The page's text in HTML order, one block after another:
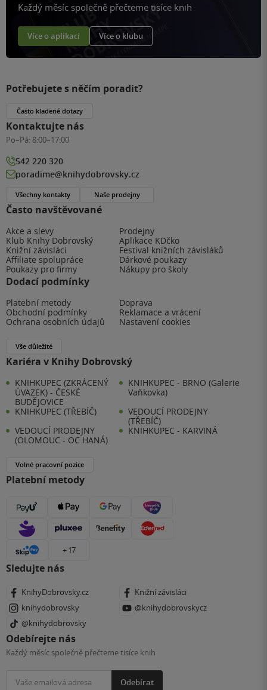
Každý měsíc společně přečteme tisíce knih
Více o aplikaci Více o klubu
Často navštěvované
Akce a slevy
Prodejny
Klub Knihy Dobrovský
Aplikace KDčko
Knižní závisláci
Festival knižních závisláků
Affiliate spolupráce
Dárkové poukazy
Poukazy pro firmy
Nákupy pro školy
Dodací podmínky
Platební metody
Doprava
Obchodní podmínky
Reklamace a vrácení
Ochrana osobních údajů
Nastavení cookies
Vše důležité
Kariéra v Knihy Dobrovský
KNIHKUPEC (ZKRÁCENÝ
ÚVAZEK) - ČESKÉ
BUDĚJOVICE
KNIHKUPEC - BRNO (Galerie
Vaňkovka)
KNIHKUPEC (TŘEBÍČ)
VEDOUCÍ PRODEJNY
(TŘEBÍČ)
VEDOUCÍ PRODEJNY
(OLOMOUC - OC HANÁ)
KNIHKUPEC - KARVINÁ
Volné pracovní pozice
Platební metody
+ 17
Sledujte nás
KnihyDobrovsky.cz
Knižní závisláci
knihydobrovsky
@knihydobrovskycz
@knihydobrovsky
Odebírejte nás
Každý měsíc společně přečteme tisíce knih
Odebírat
Potřebujete s něčím poradit?
Často kladené dotazy
Kontaktujte nás
Po–Pá: 8:00–17:00
542 220 320
poradime@knihydobrovsky.cz
Všechny kontakty Naše prodejny